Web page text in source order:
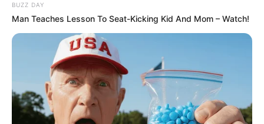
BUZZ DAY
Man Teaches Lesson To Seat-Kicking Kid And Mom – Watch!